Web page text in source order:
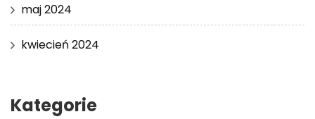
maj 2024
kwiecień 2024
Kategorie